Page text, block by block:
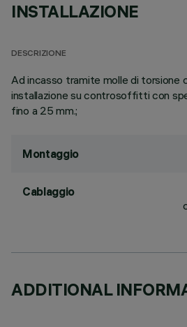
INSTALLAZIONE
DESCRIZIONE
Ad incasso tramite molle di torsione
installazione su controsoffitti con
fino a 25 mm.;
Montaggio
Cablaggio
ADDITIONAL